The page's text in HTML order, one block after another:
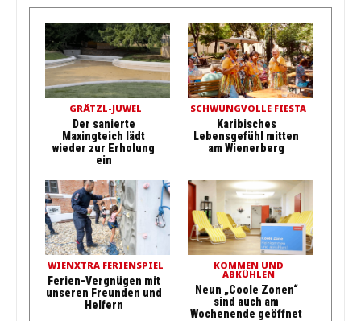
GRÄTZL-JUWEL
Der sanierte
Maxingteich lädt
wieder zur Erholung
ein
SCHWUNGVOLLE FIESTA
Karibisches
Lebensgefühl mitten
am Wienerberg
WIENXTRA FERIENSPIEL
Ferien-Vergnügen mit
unseren Freunden und
Helfern
KOMMEN UND
ABKÜHLEN
Neun „Coole Zonen“
sind auch am
Wochenende geöffnet